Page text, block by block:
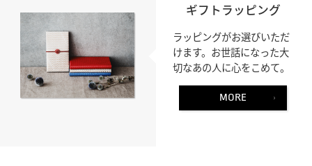
ギフトラッピング
ラッピングがお選びいただ
けます。お世話になった大
切なあの人に心をこめて。
MORE